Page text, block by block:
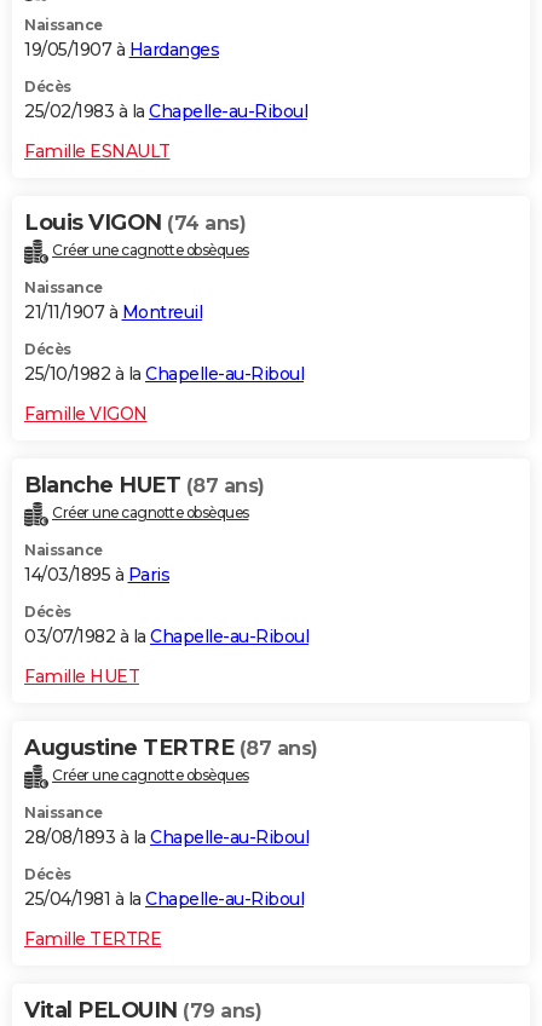
Naissance
19/05/1907 à Hardanges
Décès
25/02/1983 à la Chapelle-au-Riboul
Famille ESNAULT
Louis VIGON (74 ans)
Créer une cagnotte obsèques
Naissance
21/11/1907 à Montreuil
Décès
25/10/1982 à la Chapelle-au-Riboul
Famille VIGON
Blanche HUET (87 ans)
Créer une cagnotte obsèques
Naissance
14/03/1895 à Paris
Décès
03/07/1982 à la Chapelle-au-Riboul
Famille HUET
Augustine TERTRE (87 ans)
Créer une cagnotte obsèques
Naissance
28/08/1893 à la Chapelle-au-Riboul
Décès
25/04/1981 à la Chapelle-au-Riboul
Famille TERTRE
Vital PELOUIN (79 ans)